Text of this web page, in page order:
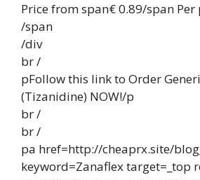
Price from span€ 0.89/span Per
/span
/div
br /
pFollow this link to Order
(Tizanidine) NOW!/p
br /
br /
pa href=http://cheaprx.site/
keyword=Zanaflex target=_top